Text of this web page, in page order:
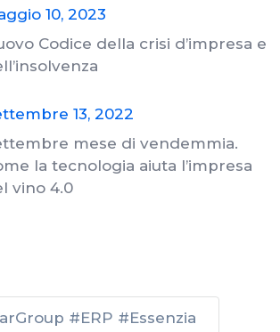
10, 2023
Codice della crisi d’impresa e
13, 2022
mese di vendemmia.
la tecnologia aiuta l’impresa
vino 4.0
#ERP #Essenzia